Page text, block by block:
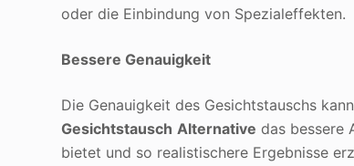
oder die Einbindung von Spezialeffekten.
Bessere Genauigkeit
Die Genauigkeit des Gesichtstauschs
Gesichtstausch Alternative das bessere
bietet und so realistischere Ergebnisse